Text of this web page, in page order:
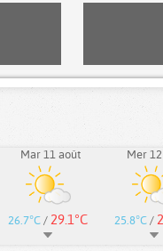
Mar 11 août
26.7°C / 29.1°C
Mer
25.8°C /